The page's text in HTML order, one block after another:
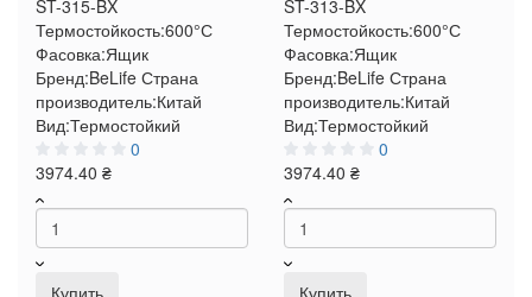
ST-315-BX
Термостойкость:600°С
Фасовка:Ящик
Бренд:BeLife Страна
производитель:Китай
Вид:Термостойкий
0
3974.40 ₴
Купить
ST-313-BX
Термостойкость:600°С
Фасовка:Ящик
Бренд:BeLife Страна
производитель:Китай
Вид:Термостойкий
0
3974.40 ₴
Купить